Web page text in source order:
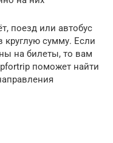
поезд или автобус
круглую сумму. Если
на билеты, то вам
поможет найти